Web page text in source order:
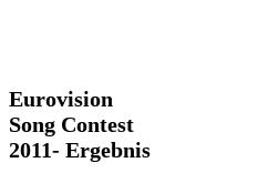
Eurovision
Song
Contest
2011-
Eurovision
Song Contest
2011- Ergebnis